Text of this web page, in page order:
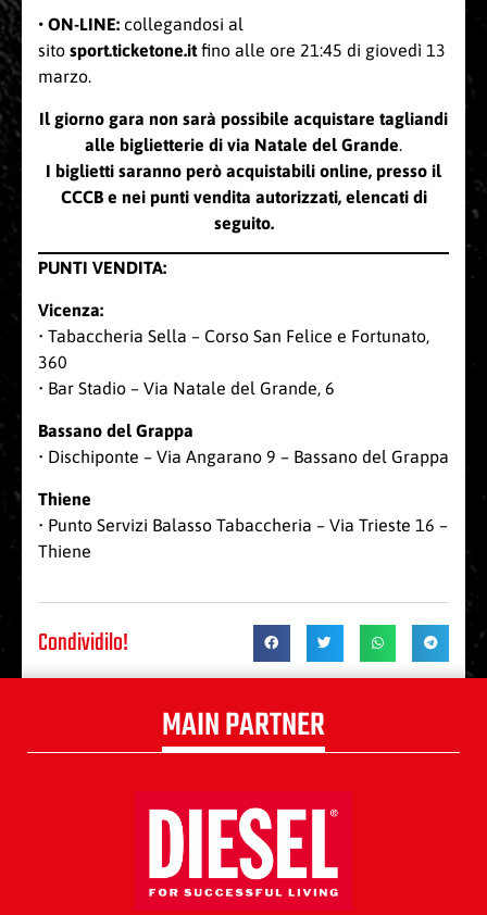
• ON-LINE: collegandosi al
sito sport.ticketone.itfino alle ore 21:45 di giovedì 13
marzo.
Il giorno gara non sarà possibile acquistare tagliandi
alle biglietterie di via Natale del Grande.
I biglietti saranno però acquistabili online, presso il
CCCB e nei punti vendita autorizzati, elencati di
seguito.
PUNTI VENDITA:
Vicenza:
• Tabaccheria Sella – Corso San Felice e Fortunato,
360
• Bar Stadio – Via Natale del Grande, 6
Bassano del Grappa
• Dischiponte – Via Angarano 9 – Bassano del Grappa
Thiene
• Punto Servizi Balasso Tabaccheria – Via Trieste 16 –
Thiene
Condividilo!
MAIN PARTNER